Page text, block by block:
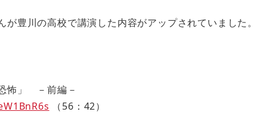
豊川の高校で講演した内容がアップされていました。
怖」 －前編－
（56：42）